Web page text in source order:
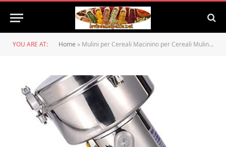
YOU ARE AT: Home » Mulini per Cereali Macinino per Cereali Mulino per Polvere Tipo di Oscillazione Macinino per Cereali Elettrico Commerciale Macinacaffè per Erbe Polverizzatore Spezie Pepe caffè